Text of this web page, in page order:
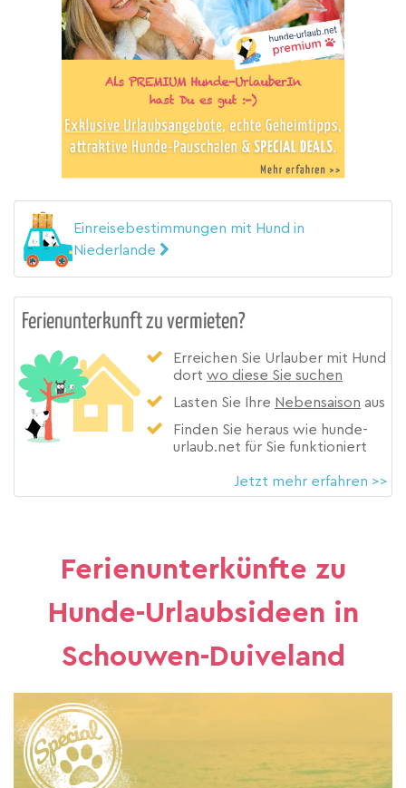
Einreisebestimmungen mit Hund in
Niederlande
Ferienunterkunft zu vermieten?
Erreichen Sie Urlauber mit Hund
dort wo diese Sie suchen
Lasten Sie Ihre Nebensaison aus
Finden Sie heraus wie hunde-
urlaub.net für Sie funktioniert
Jetzt mehr erfahren >>
Ferienunterkünfte zu
Hunde-Urlaubsideen in
Schouwen-Duiveland